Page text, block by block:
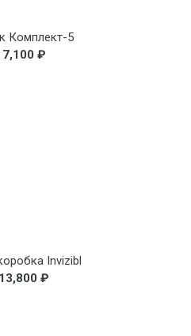
Комплект-5
7,100 ₽
Invizibl
13,800 ₽